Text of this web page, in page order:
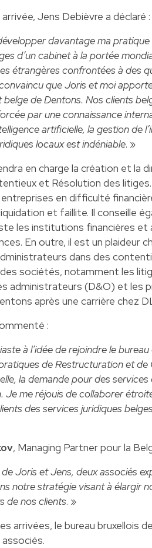
Jens Debièvre a déclaré :
davantage ma
d’un cabinet à la portée
étrangères confrontées à des
que Joris et moi
de Dentons. Nos clients
par une connaissance
artificielle, la gestion de
locaux est indéniable. »
en charge la création et la
et Résolution des litiges.
en difficulté
et faillite. Il conseille
les institutions financières et
En outre, il est un plaideur
dans des
sociétés, notamment les
administrateurs (D&O) et les
après une carrière chez
:
à l’idée de rejoindre le
de Restructuration et
la demande pour des
Je me réjouis de collaborer
des services juridiques
, Managing Partner pour la
Joris et Jens, deux associés
notre stratégie visant à élargir
de nos clients. »
arrivées, le bureau bruxellois